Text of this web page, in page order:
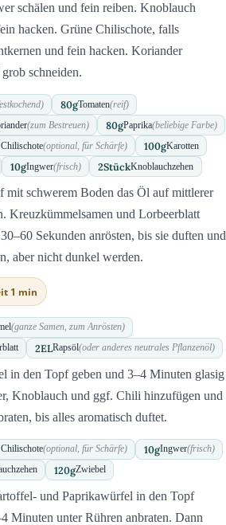
schälen und fein reiben. Knoblauch
hacken. Grüne Chilischote, falls
und fein hacken. Koriander
schneiden.
80gTomaten(reif)
(zum Bestreuen) 80gPaprika(beliebige Farbe)
(optional, für Schärfe) 100gKarotten
10gIngwer(frisch) 2StückKnoblauchzehen
mit schwerem Boden das Öl auf mittlerer
Kreuzkümmelsamen und Lorbeerblatt
Sekunden anrösten, bis sie duften und
aber nicht dunkel werden.
1 min
(ganze Samen, zum Anrösten)
2ELRapsöl(oder anderes neutrales Pflanzenöl)
in den Topf geben und 3–4 Minuten glasig
Knoblauch und ggf. Chili hinzufügen und
bis alles aromatisch duftet.
(optional, für Schärfe) 10gIngwer(frisch)
120gZwiebel
und Paprikawürfel in den Topf
Minuten unter Rühren anbraten. Dann